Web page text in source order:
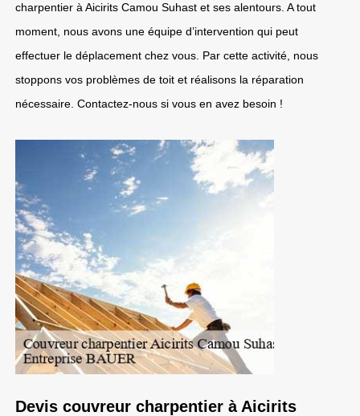
charpentier à Aicirits Camou Suhast et ses alentours. A tout
moment, nous avons une équipe d’intervention qui peut
effectuer le déplacement chez vous. Par cette activité, nous
stoppons vos problèmes de toit et réalisons la réparation
nécessaire. Contactez-nous si vous en avez besoin !
Devis couvreur charpentier à Aicirits